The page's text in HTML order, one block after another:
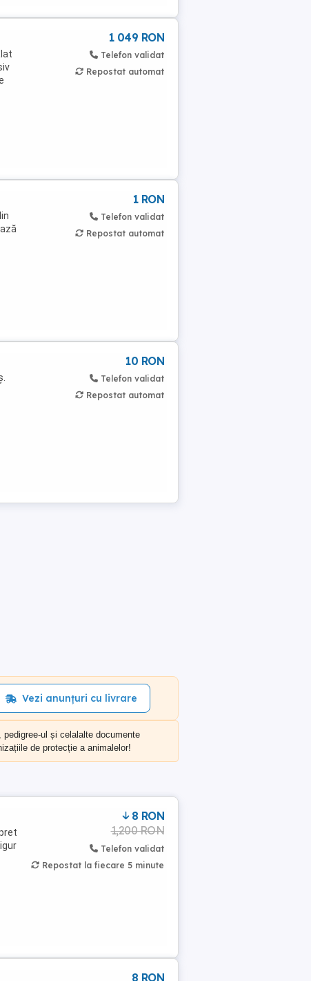
1 049 RON
Telefon validat
Repostat automat
1 RON
Telefon validat
Repostat automat
10 RON
Telefon validat
Repostat automat
Vezi anunțuri cu livrare
ul și celalalte documente
de protecție a animalelor!
8 RON
1,200 RON
Telefon validat
Repostat la fiecare 5 minute
8 RON